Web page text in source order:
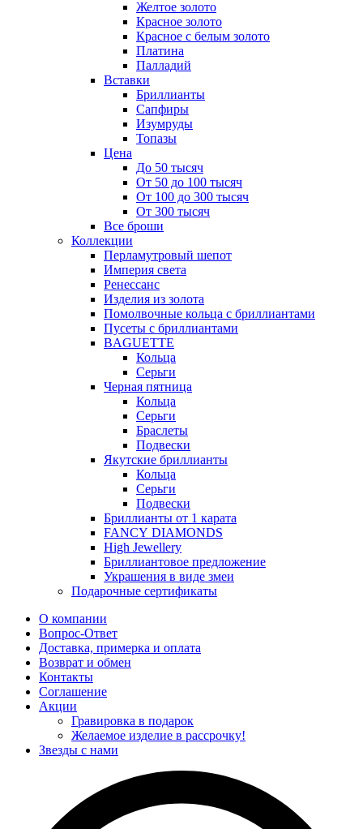
Желтое золото
Красное золото
Красное с белым золото
Платина
Палладий
Вставки
Бриллианты
Сапфиры
Изумруды
Топазы
Цена
До 50 тысяч
От 50 до 100 тысяч
От 100 до 300 тысяч
От 300 тысяч
Все броши
Коллекции
Перламутровый шепот
Империя света
Ренессанс
Изделия из золота
Помолвочные кольца с бриллиантами
Пусеты с бриллиантами
BAGUETTE
Кольца
Серьги
Черная пятница
Кольца
Серьги
Браслеты
Подвески
Якутские бриллианты
Кольца
Серьги
Подвески
Бриллианты от 1 карата
FANCY DIAMONDS
High Jewellery
Бриллиантовое предложение
Украшения в виде змеи
Подарочные сертификаты
О компании
Вопрос-Ответ
Доставка, примерка и оплата
Возврат и обмен
Контакты
Соглашение
Акции
Гравировка в подарок
Желаемое изделие в рассрочку!
Звезды с нами